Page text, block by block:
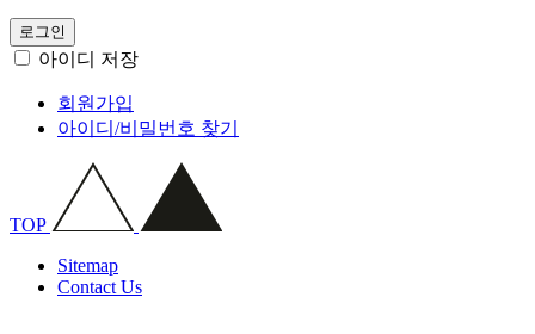
로그인
아이디 저장
회원가입
아이디/비밀번호 찾기
TOP
Sitemap
Contact Us